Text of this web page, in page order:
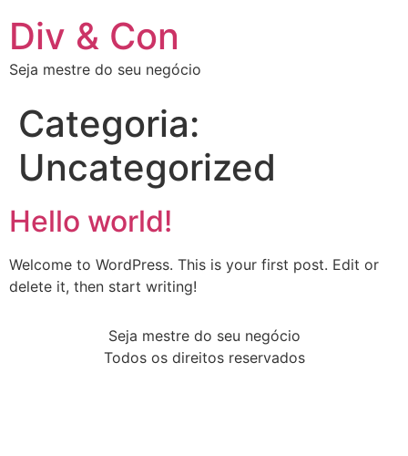
Div & Con
Seja mestre do seu negócio
Categoria:
Uncategorized
Hello world!
Welcome to WordPress. This is your first post. Edit or
delete it, then start writing!
Seja mestre do seu negócio
Todos os direitos reservados